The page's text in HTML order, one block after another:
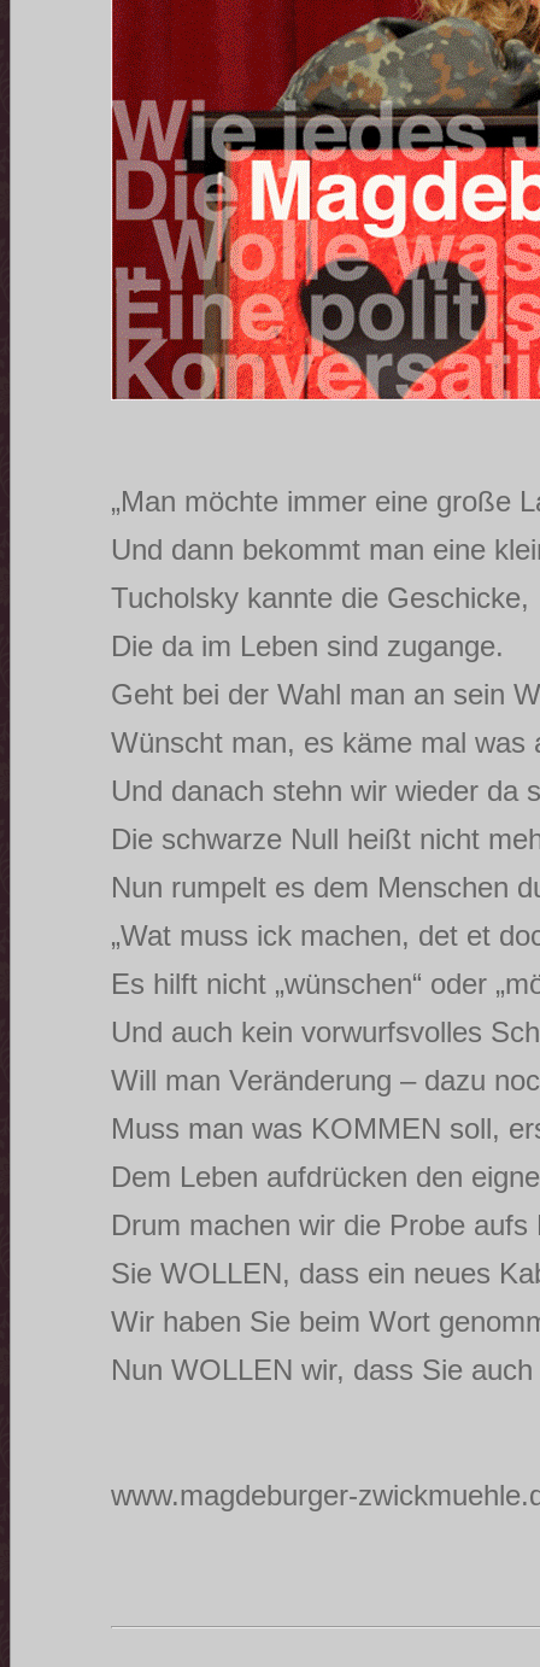
„Man möchte immer eine große
Und dann bekommt man eine
Tucholsky kannte die Geschicke,
Die da im Leben sind zugange.
Geht bei der Wahl man an sein
Wünscht man, es käme mal was
Und danach stehn wir wieder da
Die schwarze Null heißt nicht
Nun rumpelt es dem Menschen
„Wat muss ick machen, det et
Es hilft nicht „wünschen“ oder
Und auch kein vorwurfsvolles
Will man Veränderung – dazu
Muss man was KOMMEN soll,
Dem Leben aufdrücken den
Drum machen wir die Probe aufs
Sie WOLLEN, dass ein neues
Wir haben Sie beim Wort
Nun WOLLEN wir, dass Sie
www.magdeburger-